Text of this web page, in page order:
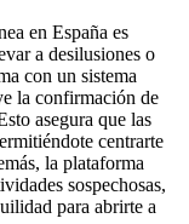
en España es
a desilusiones o
con un sistema
la confirmación de
asegura que las
centrarte
la plataforma
sospechosas,
para abrirte a